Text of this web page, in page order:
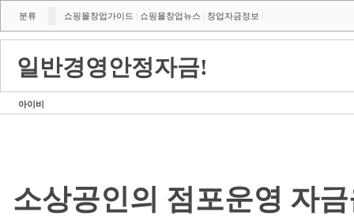
분류 쇼핑몰창업가이드 쇼핑몰창업뉴스 창업자금정보
일반경영안정자금!
아이비
소상공인의 점포운영 자